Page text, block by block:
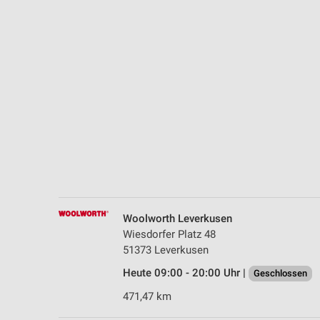
Woolworth Leverkusen
Wiesdorfer Platz 48
51373 Leverkusen
Heute 09:00 - 20:00 Uhr |
Geschlossen
471,47 km